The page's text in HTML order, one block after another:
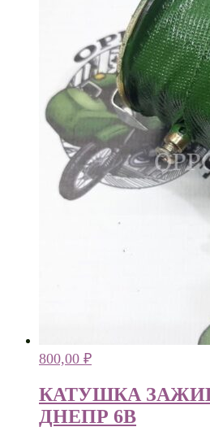
800,00 ₽
КАТУШКА
ДНЕПР 6В